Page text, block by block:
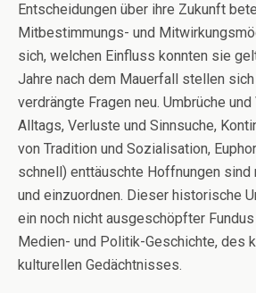
Entscheidungen über ihre Zukunft
Mitbestimmungs- und
sich, welchen Einfluss konnten sie
Jahre nach dem Mauerfall stellen
verdrängte Fragen neu. Umbrüche
Alltags, Verluste und Sinnsuche,
von Tradition und Sozialisation,
schnell) enttäuschte Hoffnungen sind
und einzuordnen. Dieser historische
ein noch nicht ausgeschöpfter
Medien- und Politik-Geschichte, des
kulturellen Gedächtnisses.